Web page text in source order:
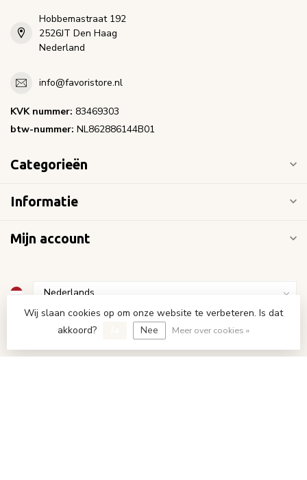
Hobbemastraat 192
2526JT Den Haag
Nederland
info@favoristore.nl
KVK nummer: 83469303
btw-nummer: NL862886144B01
Categorieën
Informatie
Mijn account
Wij slaan cookies op om onze website te verbeteren. Is dat
akkoord?
Nee Meer over cookies »